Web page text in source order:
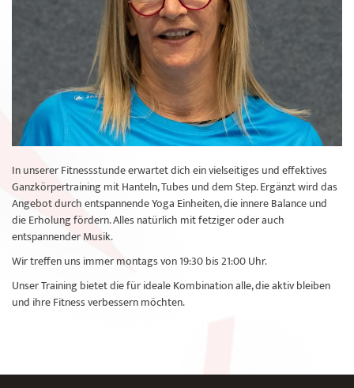
In unserer Fitnessstunde erwartet dich ein vielseitiges und effektives
Ganzkörpertraining mit Hanteln, Tubes und dem Step. Ergänzt wird das
Angebot durch entspannende Yoga Einheiten, die innere Balance und
die Erholung fördern. Alles natürlich mit fetziger oder auch
entspannender Musik.
Wir treffen uns immer montags von 19:30 bis 21:00 Uhr.
Unser Training bietet die für ideale Kombination alle, die aktiv bleiben
und ihre Fitness verbessern möchten.